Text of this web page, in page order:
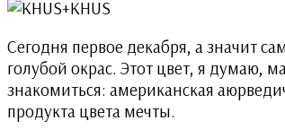
Сегодня первое декабря, а значит
голубой окрас. Этот цвет, я думаю,
знакомиться: американская
продукта цвета мечты.